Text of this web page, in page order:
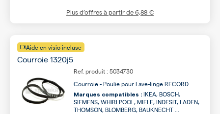
Plus d’offres à partir de6,88 €
Aide en visio incluse
Courroie 1320j5
Ref. produit : 5034730
Courroie - Poulie pour Lave-linge RECORD
Marques compatibles : IKEA, BOSCH,
SIEMENS, WHIRLPOOL, MIELE, INDESIT, LADEN,
THOMSON, BLOMBERG, BAUKNECHT ...